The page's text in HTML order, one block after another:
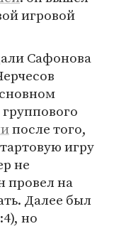
игровой
Сафонова
после того,
игру
не
провел на
Далее был
но